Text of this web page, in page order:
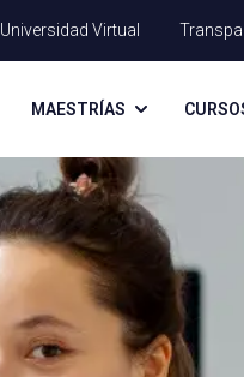
Universidad Virtual
MAESTRÍAS